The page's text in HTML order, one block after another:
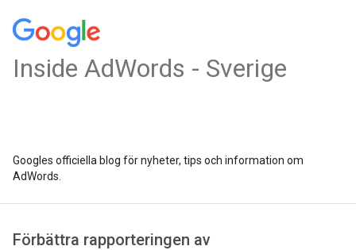
Inside AdWords - Sverige
Googles officiella blog för nyheter, tips och information om
AdWords.
Förbättra rapporteringen av